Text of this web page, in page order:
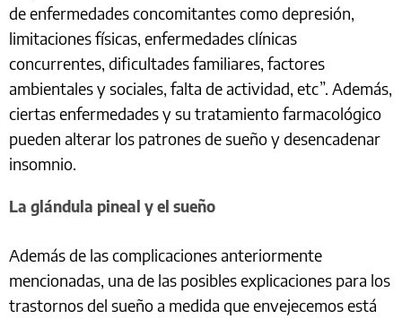
de enfermedades concomitantes como depresión,
limitaciones físicas, enfermedades clínicas
concurrentes, dificultades familiares, factores
ambientales y sociales, falta de actividad, etc”. Además,
ciertas enfermedades y su tratamiento farmacológico
pueden alterar los patrones de sueño y desencadenar
insomnio.
La glándula pineal y el sueño
Además de las complicaciones anteriormente
mencionadas, una de las posibles explicaciones para los
trastornos del sueño a medida que envejecemos está